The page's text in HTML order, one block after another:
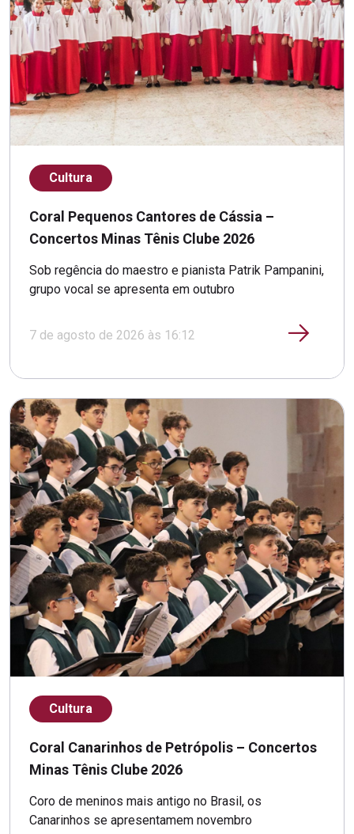
Cultura
Coral Pequenos Cantores de Cássia –
Concertos Minas Tênis Clube 2026
Sob regência do maestro e pianista Patrik Pampanini,
grupo vocal se apresenta em outubro
7 de agosto de 2026 às 16:12
Cultura
Coral Canarinhos de Petrópolis – Concertos
Minas Tênis Clube 2026
Coro de meninos mais antigo no Brasil, os
Canarinhos se apresentamem novembro